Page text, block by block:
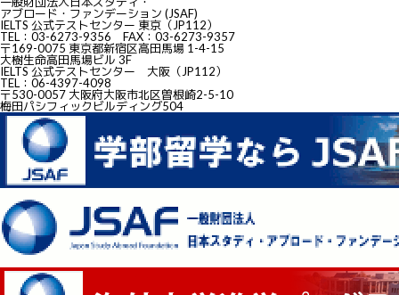
アブロード・ファンデーション (JSAF)
IELTS 公式テストセンター 東京（JP112）
TEL：03-6273-9356 FAX：03-6273-9357
〒169-0075 東京都新宿区高田馬場 1-4-15
大樹生命高田馬場ビル 3F
IELTS 公式テストセンター 大阪（JP112）
TEL：06-4397-4098
〒530-0057 大阪府大阪市北区曽根崎2-5-10
梅田パシフィックビルディング504